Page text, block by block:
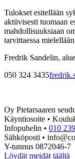
Tulokset esitellään
aktiivisesti tuomaan
mahdollisuuksiaan
tarvittaessa
Fredrik Sandelin,
050 324 3435
Oy Pietarsaaren
Käyntiosoite •
Infopuhelin • 010
Sähköposti •
Y-tunnus 0872046-7
Löydät meidät täältä